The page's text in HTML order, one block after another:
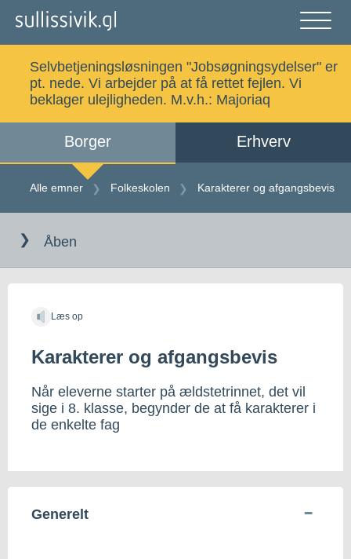
luk
Alle emner Selvbetjening
Kalaallisut
Selvbetjeningsløsningen "Jobsøgningsydelser" er
pt. nede. Vi arbejder på at få rettet fejlen. Vi
beklager ulejligheden. M.v.h.: Majoriaq
Borger Erhverv
Alle emner Folkeskolen Karakterer og afgangsbevis
indholdet
Åben
Læs op
Karakterer og afgangsbevis
Når eleverne starter på ældstetrinnet, det vil
sige i 8. klasse, begynder de at få karakterer i
de enkelte fag
Generelt